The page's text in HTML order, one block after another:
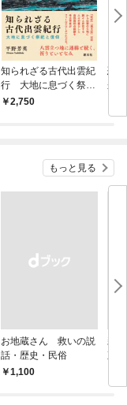
知られざる古代出雲紀
行 大地に息づく祭祀
と信仰
2,750
恐
来
もっと見る
お地蔵さん 救いの説
話・歴史・民俗
￥1,100
親
直